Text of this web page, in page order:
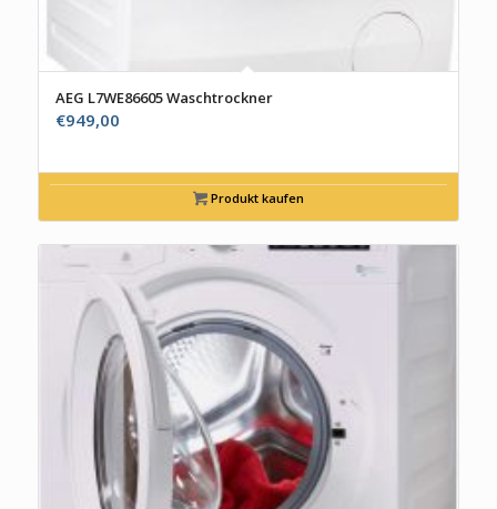
AEG L7WE86605 Waschtrockner
€949,00
Produkt kaufen